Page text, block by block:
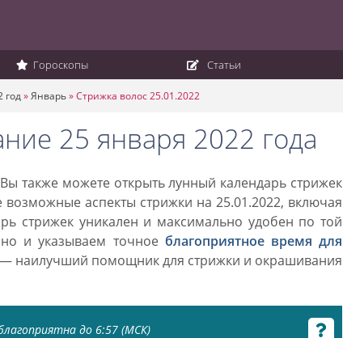
Гороскопы Статьи
год»Январь»Стрижка волос 25.01.2022
25 января 2022 года
также можете открыть лунный календарь стрижек
возможные аспекты стрижки на 25.01.2022, включая
стрижек уникален и максимально удобен по той
и указываем точное благоприятное время для
наилучший помощник для стрижки и окрашивания
до 6:57 (МСК)